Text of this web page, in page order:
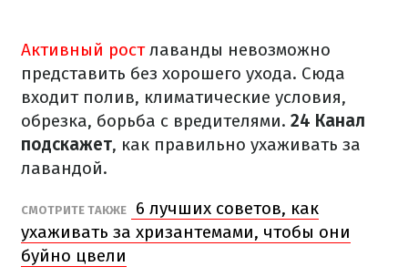
Активный ростлаванды невозможно
представить без хорошего ухода. Сюда
входит полив, климатические условия,
обрезка, борьба с вредителями. 24 Канал
подскажет, как правильно ухаживать за
лавандой.
СМОТРИТЕ ТАКЖЕ
6 лучших советов, как
ухаживать за хризантемами, чтобы они
буйно цвели